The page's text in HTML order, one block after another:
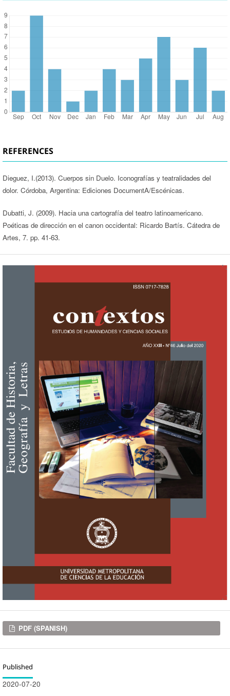
REFERENCES
Dieguez, I.(2013). Cuerpos sin Duelo. Iconografías y teatralidades del
dolor. Córdoba, Argentina: Ediciones DocumentA/Escénicas.
Dubatti, J. (2009). Hacia una cartografía del teatro latinoamericano.
Poéticas de dirección en el canon occidental: Ricardo Bartís. Cátedra de
Artes, 7. pp. 41-63.
Downloads
PDF (SPANISH)
Published
2020-07-20